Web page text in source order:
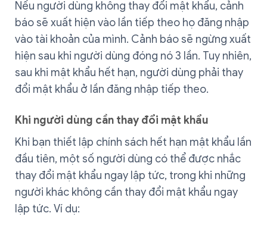
Nếu người dùng không thay đổi mật khẩu, cảnh
báo sẽ xuất hiện vào lần tiếp theo họ đăng nhập
vào tài khoản của mình. Cảnh báo sẽ ngừng xuất
hiện sau khi người dùng đóng nó 3 lần. Tuy nhiên,
sau khi mật khẩu hết hạn, người dùng phải thay
đổi mật khẩu ở lần đăng nhập tiếp theo.
Khi người dùng cần thay đổi mật khẩu
Khi bạn thiết lập chính sách hết hạn mật khẩu lần
đầu tiên, một số người dùng có thể được nhắc
thay đổi mật khẩu ngay lập tức, trong khi những
người khác không cần thay đổi mật khẩu ngay
lập tức. Ví dụ: